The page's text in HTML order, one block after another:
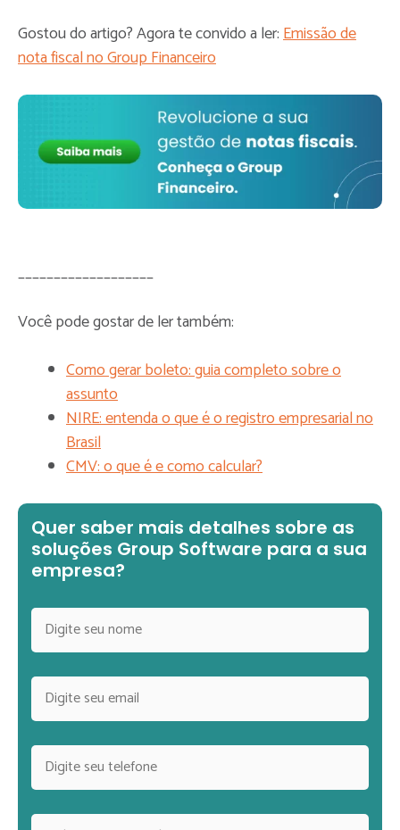
Gostou do artigo? Agora te convido a ler:Emissão de
nota fiscal no Group Financeiro
___________________
Você pode gostar de ler também:
Como gerar boleto: guia completo sobre o
assunto
NIRE: entenda o que é o registro empresarial no
Brasil
CMV: o que é e como calcular?
Quer saber mais detalhes sobre as
soluções Group Software para a sua
empresa?